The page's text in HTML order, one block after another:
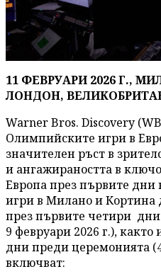
11 ФЕВРУАРИ 2026 Г.,
ЛОНДОН,
Warner Bros. Discovery
Олимпийските игри в
значителен ръст в
и ангажираността в
Европа през първите
игри в Милано и Кортина
през първите четири дни
9 февруари 2026 г.), както
дни преди церемонията
включват: